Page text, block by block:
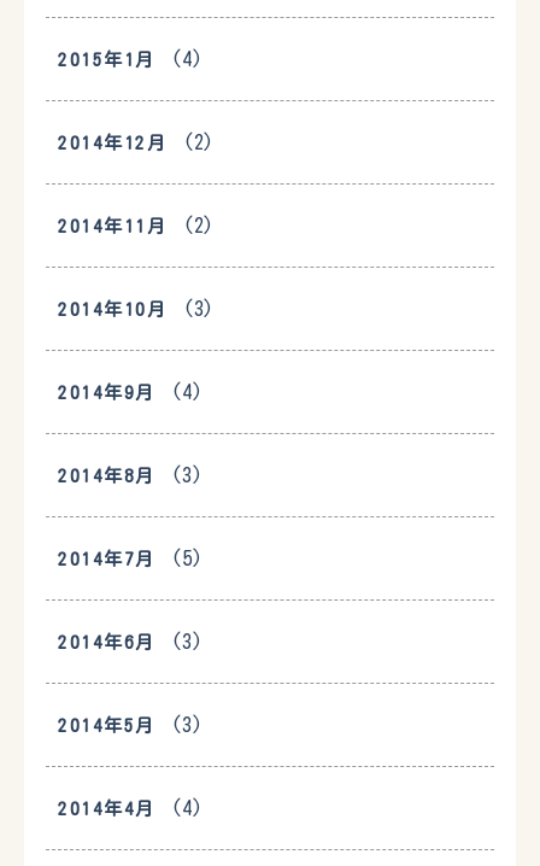
2015年1月 (4)
2014年12月 (2)
2014年11月 (2)
2014年10月 (3)
2014年9月 (4)
2014年8月 (3)
2014年7月 (5)
2014年6月 (3)
2014年5月 (3)
2014年4月 (4)